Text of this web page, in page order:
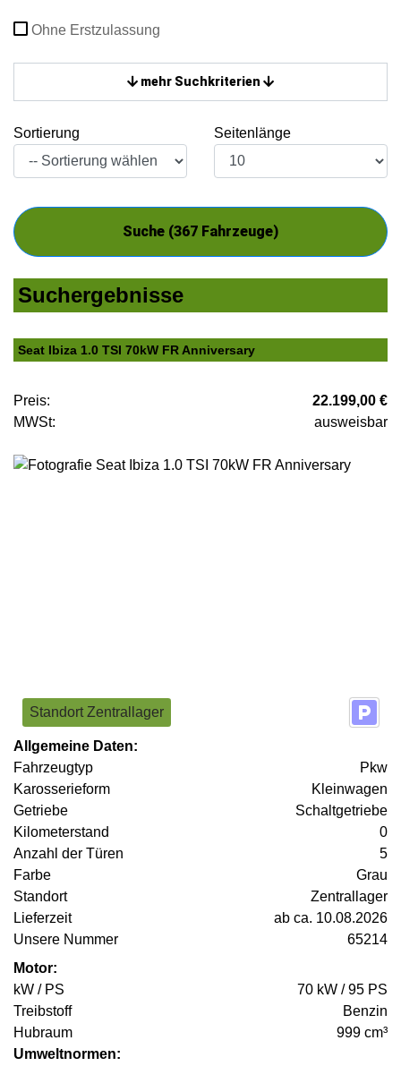
Ohne Erstzulassung
mehr Suchkriterien
Sortierung Seitenlänge
Suche (367 Fahrzeuge)
Suchergebnisse
Seat Ibiza 1.0 TSI 70kW FR Anniversary
Preis:
22.199,00 €
MWSt:
ausweisbar
Standort Zentrallager
Allgemeine Daten:
Fahrzeugtyp
Pkw
Karosserieform
Kleinwagen
Getriebe
Schaltgetriebe
Kilometerstand
0
Anzahl der Türen
5
Farbe
Grau
Standort
Zentrallager
Lieferzeit
ab ca. 10.08.2026
Unsere Nummer
65214
Motor:
kW / PS
70 kW / 95 PS
Treibstoff
Benzin
Hubraum
999 cm³
Umweltnormen: